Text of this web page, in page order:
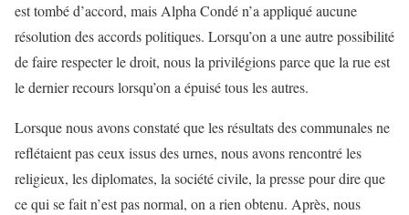
est tombé d’accord, mais Alpha Condé n’a appliqué aucune
résolution des accords politiques. Lorsqu’on a une autre possibilité
de faire respecter le droit, nous la privilégions parce que la rue est
le dernier recours lorsqu’on a épuisé tous les autres.
Lorsque nous avons constaté que les résultats des communales ne
reflétaient pas ceux issus des urnes, nous avons rencontré les
religieux, les diplomates, la société civile, la presse pour dire que
ce qui se fait n’est pas normal, on a rien obtenu. Après, nous